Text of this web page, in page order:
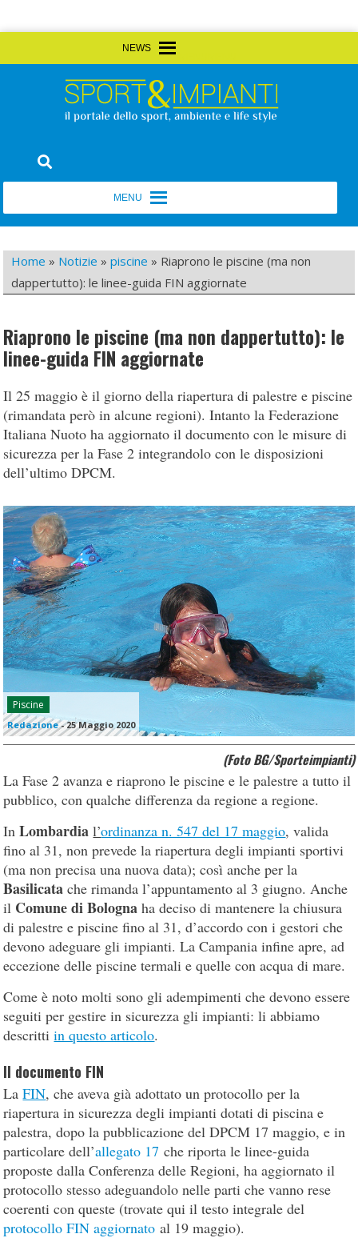
to
Sport&Impianti
Home » Notizie »piscine » Riaprono le piscine (ma non
dappertutto): le linee-guida FIN aggiornate
Riaprono le piscine (ma non dappertutto): le
linee-guida FIN aggiornate
Il 25 maggio è il giorno della riapertura di palestre e piscine
(rimandata però in alcune regioni). Intanto la Federazione
Italiana Nuoto ha aggiornato il documento con le misure di
sicurezza per la Fase 2 integrandolo con le disposizioni
dell’ultimo DPCM.
Piscine
Redazione-25 Maggio 2020
(Foto BG/Sporteimpianti)
La Fase 2 avanza e riaprono le piscine e le palestre a tutto il
pubblico, con qualche differenza da regione a regione.
InLombardia l’ordinanza n. 547 del 17 maggio, valida
fino al 31, non prevede la riapertura degli impianti sportivi
(ma non precisa una nuova data); così anche per la
Basilicata che rimanda l’appuntamento al 3 giugno. Anche
il Comune di Bologna ha deciso di mantenere la chiusura
di palestre e piscine fino al 31, d’accordo con i gestori che
devono adeguare gli impianti. La Campania infine apre, ad
eccezione delle piscine termali e quelle con acqua di mare.
Come è noto molti sono gli adempimenti che devono essere
seguiti per gestire in sicurezza gli impianti: li abbiamo
descrittiin questo articolo.
Il documento FIN
LaFIN, che aveva già adottato un protocollo per la
riapertura in sicurezza degli impianti dotati di piscina e
palestra, dopo la pubblicazione del DPCM 17 maggio, e in
particolare dell’allegato 17 che riporta le linee-guida
proposte dalla Conferenza delle Regioni, ha aggiornato il
protocollo stesso adeguandolo nelle parti che vanno rese
coerenti con queste (trovate qui il testo integrale del
protocollo FIN aggiornato al 19 maggio).